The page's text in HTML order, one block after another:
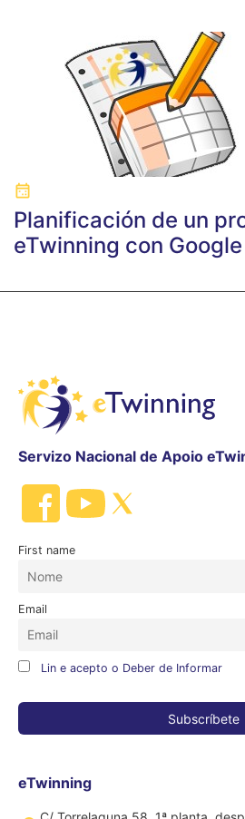
Planificación de un
eTwinning con
Servizo Nacional de Apoio
First name
Email
Lin e acepto o Deber de Informar
eTwinning